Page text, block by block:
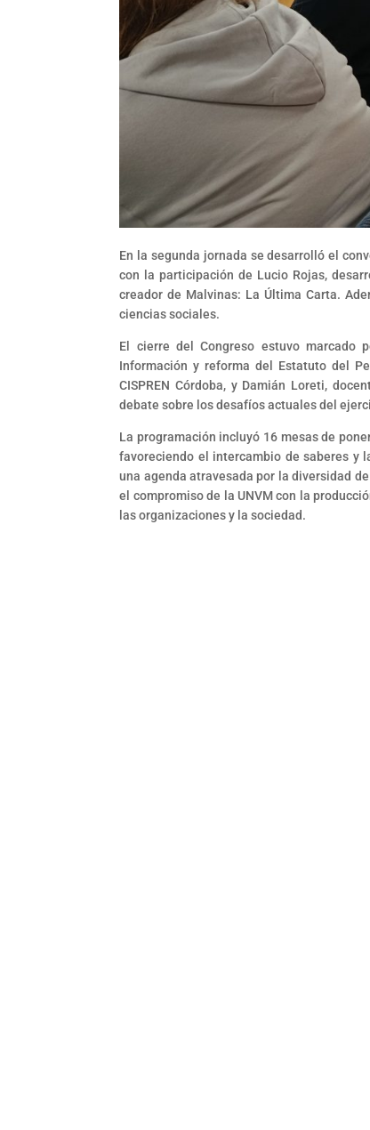
En la segunda jornada se desarrolló el
con la participación de Lucio Rojas,
creador de Malvinas: La Última Carta.
ciencias sociales.
El cierre del Congreso estuvo marcado
Información y reforma del Estatuto del
CISPREN Córdoba, y Damián Loreti,
debate sobre los desafíos actuales del
La programación incluyó 16 mesas de
favoreciendo el intercambio de saberes y
una agenda atravesada por la diversidad
el compromiso de la UNVM con la
las organizaciones y la sociedad.